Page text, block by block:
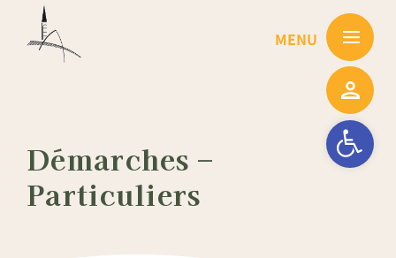
Ouvrir la
Démarches –
Particuliers